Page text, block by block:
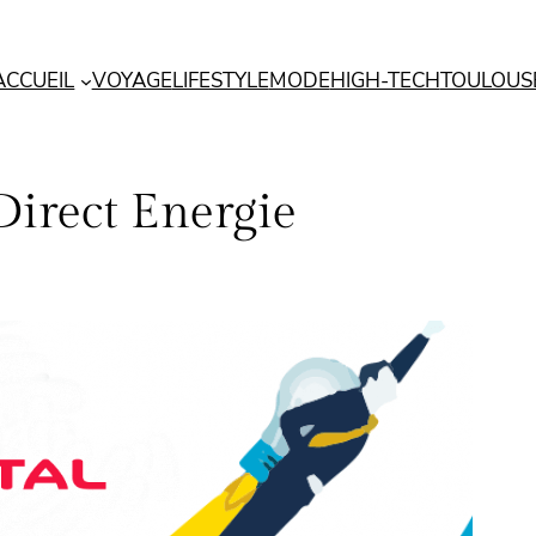
VOYAGELIFESTYLEMODEHIGH-TECH
Energie